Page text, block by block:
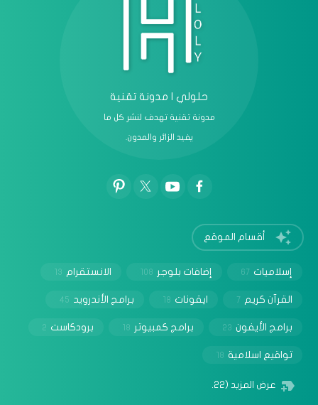
حلولي | مدونة تقنية
مدونة تقنية تهدف لنشر كل ما
يفيد الزائر والمدون.
أقسام الموقع
إسلاميات 67 إضافات بلوجر 108 الانستقرام 13
القرآن كريم 7 ايقونات 18 برامج الأندرويد 45
برامج الأيفون 23 برامج كمبيوتر 18 برودكاست 2
تواقيع اسلامية 18
عرض المزيد (22)